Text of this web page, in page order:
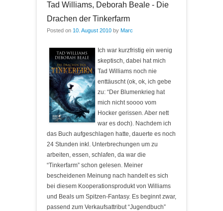
Tad Williams, Deborah Beale - Die
Drachen der Tinkerfarm
Posted on 10. August 2010 by Marc
Ich war kurzfristig ein wenig
skeptisch, dabei hat mich
Tad Williams noch nie
enttäuscht (ok, ok, ich gebe
zu: “Der Blumenkrieg hat
mich nicht soooo vom
Hocker gerissen. Aber nett
war es doch). Nachdem ich
das Buch aufgeschlagen hatte, dauerte es noch
24 Stunden inkl. Unterbrechungen um zu
arbeiten, essen, schlafen, da war die
“Tinkerfarm” schon gelesen. Meiner
bescheidenen Meinung nach handelt es sich
bei diesem Kooperationsprodukt von Williams
und Beals um Spitzen-Fantasy. Es beginnt zwar,
passend zum Verkaufsattribut “Jugendbuch”